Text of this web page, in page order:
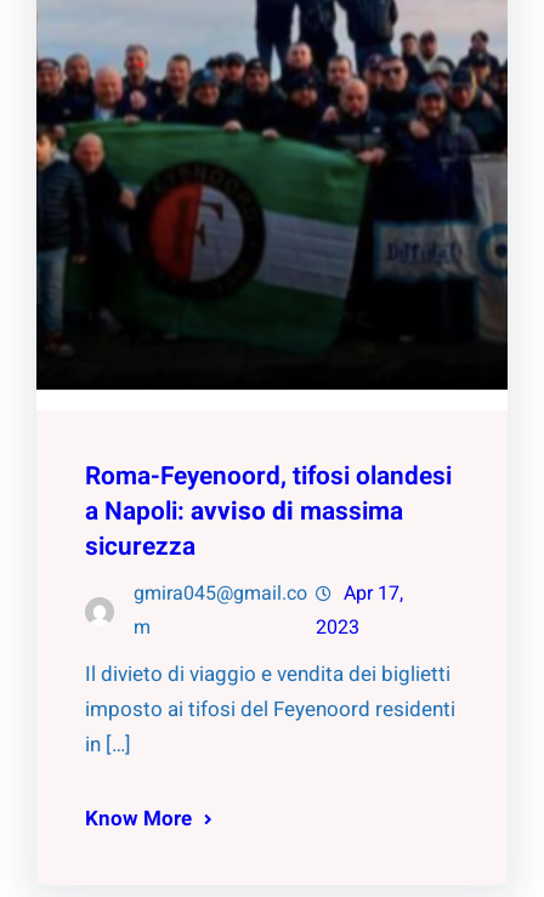
Roma-Feyenoord, tifosi olandesi
a Napoli:avvisodi massima
sicurezza
gmira045@gmail.co
m
Apr 17,
2023
Il divieto di viaggio e vendita dei biglietti
imposto ai tifosi del Feyenoord residenti
in […]
Know More